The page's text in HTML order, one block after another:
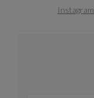
Instagram